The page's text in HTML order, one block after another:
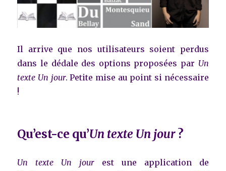
Il arrive que nos utilisateurs soient perdus
dans le dédale des options proposées par Un
texte Un jour. Petite mise au point si nécessaire
!
Qu’est-ce qu’Un texte Un jour?
Un texte Un jourest une application de